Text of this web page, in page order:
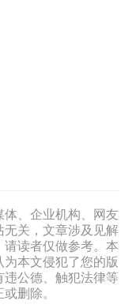
、企业机构、网友
无关，文章涉及见解
读者仅做参考。本
本文侵犯了您的版
公德、触犯法律等
删除。